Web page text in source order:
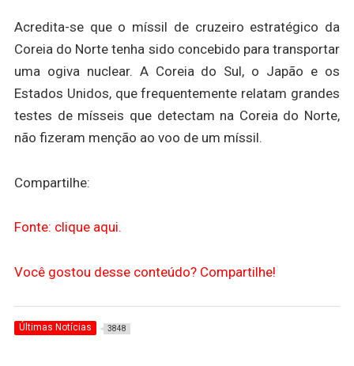
Acredita-se que o míssil de cruzeiro estratégico da
Coreia do Norte tenha sido concebido para transportar
uma ogiva nuclear. A Coreia do Sul, o Japão e os
Estados Unidos, que frequentemente relatam grandes
testes de mísseis que detectam na Coreia do Norte,
não fizeram menção ao voo de um míssil.
Compartilhe:
Fonte: clique aqui.
Você gostou desse conteúdo? Compartilhe!
Últimas Notícias 3848